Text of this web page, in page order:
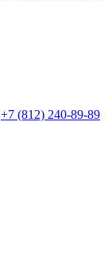
+7 (812) 240-89-89